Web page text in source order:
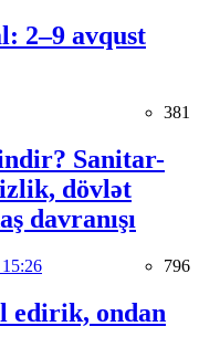
2–9 avqust
381
Sanitar-
dövlət
davranışı
796
edirik, ondan